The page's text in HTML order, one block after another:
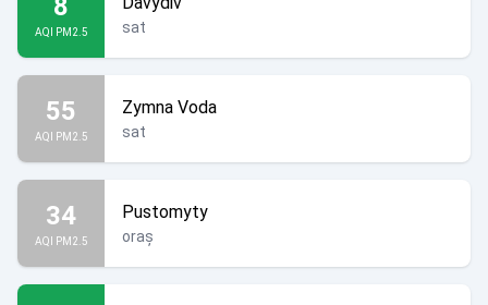
AQI PM2.5 sat
55
AQI PM2.5
Zymna Voda
sat
34
AQI PM2.5
Pustomyty
oraș